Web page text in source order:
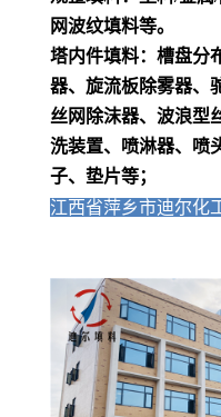
网波纹填料等。
塔内件填料：槽盘分
器、旋流板除雾器、
丝网除沫器、波浪型
洗装置、喷淋器、喷
子、垫片等；
江西省萍乡市迪尔化